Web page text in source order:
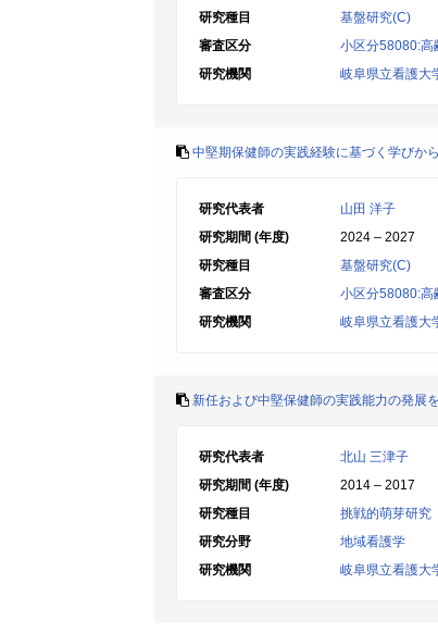
研究種目
基盤研究(C)
審査区分
小区分58080:高
研究機関
岐阜県立看護大
中堅期保健師の実践経験に基づく学びか
研究代表者
山田 洋子
研究期間 (年度)
2024 – 2027
研究種目
基盤研究(C)
審査区分
小区分58080:高
研究機関
岐阜県立看護大
新任および中堅保健師の実践能力の発展
研究代表者
北山 三津子
研究期間 (年度)
2014 – 2017
研究種目
挑戦的萌芽研究
研究分野
地域看護学
研究機関
岐阜県立看護大